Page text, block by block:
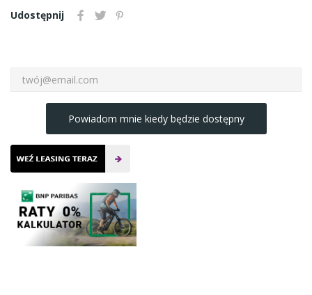
Udostępnij
Powiadom mnie kiedy będzie dostępny